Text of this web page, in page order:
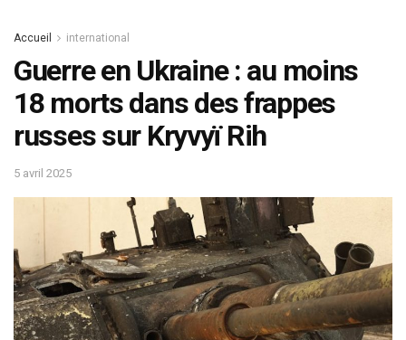
Accueil international
Guerre en Ukraine : au moins
18 morts dans des frappes
russes sur Kryvyï Rih
5 avril 2025